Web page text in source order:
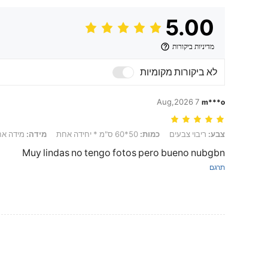
5.00
מדיניות ביקורות
לא ביקורות מקומיות
m***o
7 Aug,2026
צבע: ריבוי צבעים, כמות: 50*60 ס"מ * יחידה אחת, מידה: מידה אחת
צבע: ריבוי צבעים כמות: מידה: מידה
Muy lindas no tengo fotos pero bueno nubgbn
תרגם